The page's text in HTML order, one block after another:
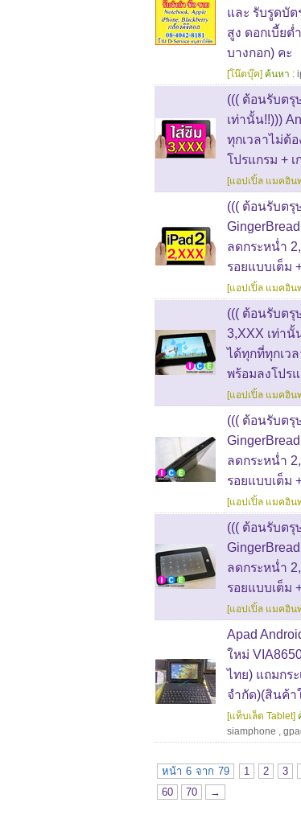
และ รับรูดบัต
สูง ดอกเบี้ย
บางกอก) คะ
[โน๊ตบุ๊ค] ค้นหา :
((( ต้อนรับตรุ
เท่านั้น!!)))
ทุกเวลาไม่ต้
โปรแกรม +
[แอปเปิ้ล แมคอิน
((( ต้อนรับตรุ
ลดกระหน่ำ
รอยแบบเต็ม
[แอปเปิ้ล แมคอิน
((( ต้อนรับตรุ
3,XXX เท่านั้
ได้ทุกที่ทุกเว
พร้อมลงโปร
[แอปเปิ้ล แมคอิน
((( ต้อนรับตรุ
ลดกระหน่ำ
รอยแบบเต็ม
[แอปเปิ้ล แมคอิน
((( ต้อนรับตรุ
ลดกระหน่ำ
รอยแบบเต็ม
[แอปเปิ้ล แมคอิน
Apad
ใหม่
ไทย) แถมกร
จำกัด)(สินค้า
[แท็บเล็ต Tablet]
siamphone ,
หน้า 6 จาก 79 1 2 3
60
70 →